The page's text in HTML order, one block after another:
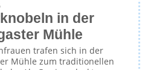
in der
Mühle
trafen sich in der
Mühle zum traditionellen